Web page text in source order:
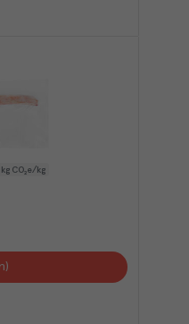
kg CO₂e/kg